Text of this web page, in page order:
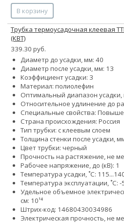
В корзину
Трубка термоусадочная клеевая
(КВТ)
339.30 руб.
Диаметр до усадки, мм: 40
Диаметр после усадки, мм: 13
Коэффициент усадки: 3
Материал: полиолефин
Оптимальный диапазон усадки,
Относительное удлинение до
Специальные свойства:
Страна происхождения: Россия
Тип трубки: с клеевым слоем
Толщина стенки после усадки,
Цвет трубки: черный
Прочность на растяжение, не
Рабочее напряжение, до (кВ): 1
Температура усадки, ˚С:
Температура эксплуатации, ˚С: -
Удельное объемное
см: 10¹⁴
Штрих-код: 14680430034986
Электрическая прочность, не